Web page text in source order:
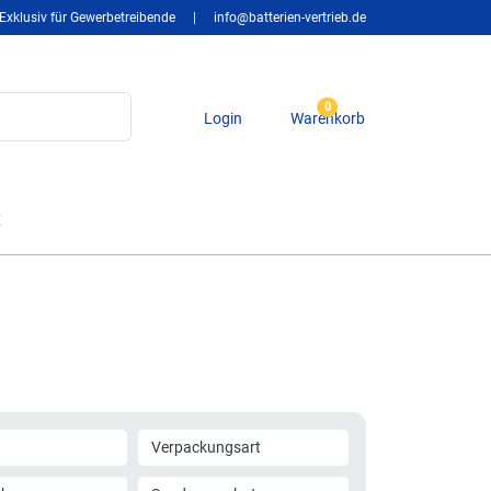
Exklusiv für Gewerbetreibende info@batterien-vertrieb.de
Login
0
Warenkorb
Verpackungsart